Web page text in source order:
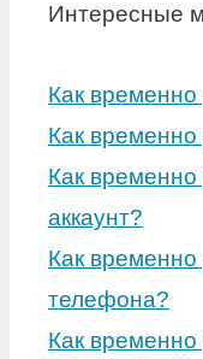
Интересные
Как временно
Как
Как временно
аккаунт?
Как временно
телефона?
Как